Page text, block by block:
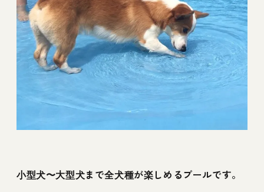
小型犬〜大型犬まで全犬種が楽しめるプールです。